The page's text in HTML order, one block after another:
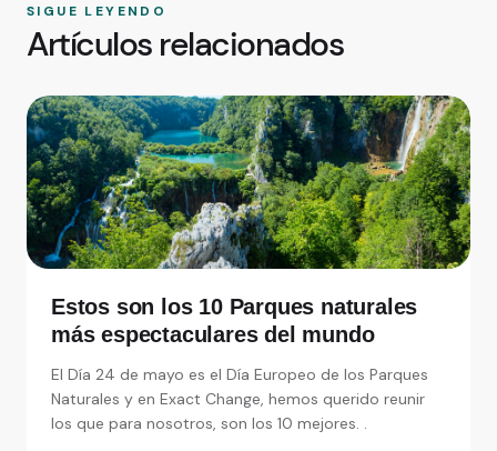
SIGUE LEYENDO
Artículos relacionados
Estos son los 10 Parques naturales
más espectaculares del mundo
El Día 24 de mayo es el Día Europeo de los Parques
Naturales y en Exact Change, hemos querido reunir
los que para nosotros, son los 10 mejores. .